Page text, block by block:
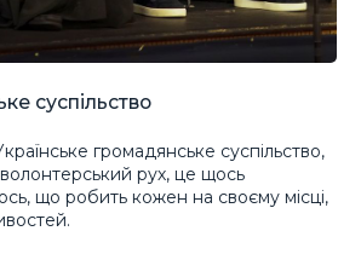
суспільство
громадянське суспільство,
рух, це щось
що робить кожен на своєму місці,